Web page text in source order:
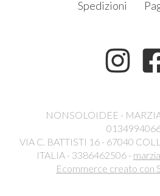
Spedizioni
NONSOLOIDEE -
VIA C. BATTISTI 16 - 67040
ITALIA - 3386462506 -
Ecommerce creato con